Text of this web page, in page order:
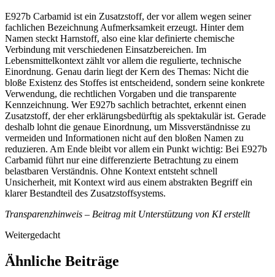
E927b Carbamid ist ein Zusatzstoff, der vor allem wegen seiner
fachlichen Bezeichnung Aufmerksamkeit erzeugt. Hinter dem
Namen steckt Harnstoff, also eine klar definierte chemische
Verbindung mit verschiedenen Einsatzbereichen. Im
Lebensmittelkontext zählt vor allem die regulierte, technische
Einordnung. Genau darin liegt der Kern des Themas: Nicht die
bloße Existenz des Stoffes ist entscheidend, sondern seine konkrete
Verwendung, die rechtlichen Vorgaben und die transparente
Kennzeichnung. Wer E927b sachlich betrachtet, erkennt einen
Zusatzstoff, der eher erklärungsbedürftig als spektakulär ist. Gerade
deshalb lohnt die genaue Einordnung, um Missverständnisse zu
vermeiden und Informationen nicht auf den bloßen Namen zu
reduzieren. Am Ende bleibt vor allem ein Punkt wichtig: Bei E927b
Carbamid führt nur eine differenzierte Betrachtung zu einem
belastbaren Verständnis. Ohne Kontext entsteht schnell
Unsicherheit, mit Kontext wird aus einem abstrakten Begriff ein
klarer Bestandteil des Zusatzstoffsystems.
Transparenzhinweis – Beitrag mit Unterstützung von KI erstellt
Weitergedacht
Ähnliche Beiträge